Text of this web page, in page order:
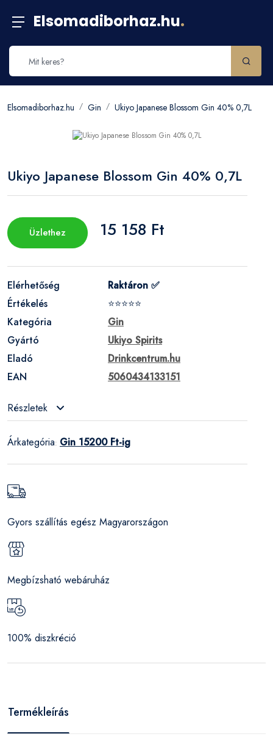
Elsomadiborhaz.hu.
Elsomadiborhaz.hu Gin Ukiyo Japanese Blossom Gin 40% 0,7L
Ukiyo Japanese Blossom Gin 40% 0,7L
Üzlethez 15 158 Ft
Elérhetőség
Raktáron ✅
Értékelés
⭐⭐⭐⭐⭐
Kategória
Gin
Gyártó
Ukiyo Spirits
Eladó
Drinkcentrum.hu
EAN
5060434133151
Részletek
Árkategória: Gin 15200 Ft-ig
Gyors szállítás egész Magyarországon
Megbízsható webáruház
100% diszkréció
Termékleírás